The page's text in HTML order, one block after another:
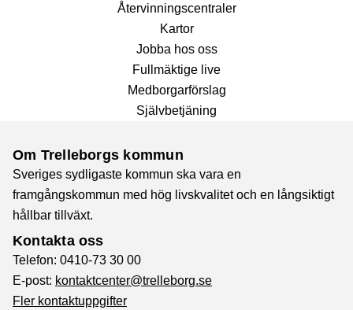
Återvinnings­centraler
Kartor
Jobba hos oss
Fullmäktige live
Medborgarförslag
Självbetjäning
Om Trelleborgs kommun
Sveriges sydligaste kommun ska vara en
framgångskommun med hög livskvalitet och en långsiktigt
hållbar tillväxt.
Kontakta oss
Telefon: 0410-73 30 00
E-post: kontaktcenter@trelleborg.se
Fler kontaktuppgifter